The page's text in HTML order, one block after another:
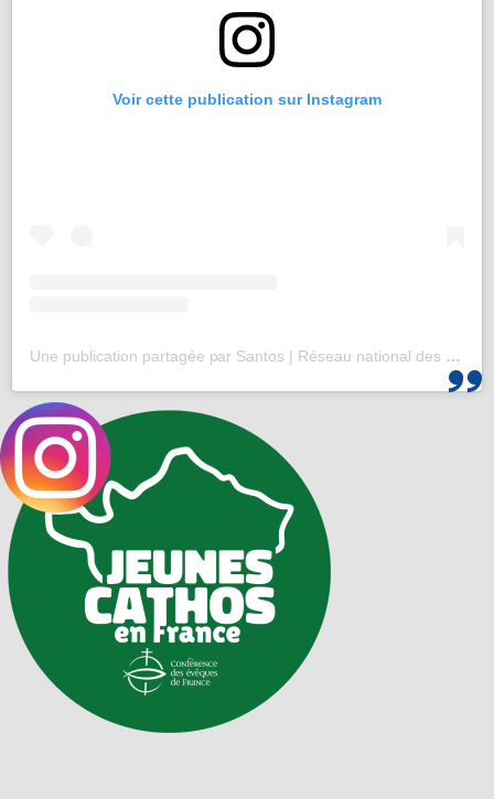
Voir cette publication sur Instagram
Une publication partagée par Santos | Réseau national des 25-35 (@santos_cef)